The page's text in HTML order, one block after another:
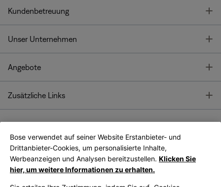
Kundenbetreuung
Unser Unternehmen
Angebote
Zusätzliche Links
Bose App
Bose Connect
App
Bose verwendet auf seiner Website Erstanbieter- und
Drittanbieter-Cookies, um personalisierte Inhalte,
Werbeanzeigen und Analysen bereitzustellen. Klicken Sie
hier, um weitere Informationen zu erhalten.